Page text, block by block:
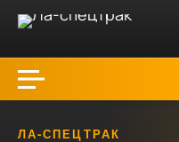
ЛА-СПЕЦТРАК